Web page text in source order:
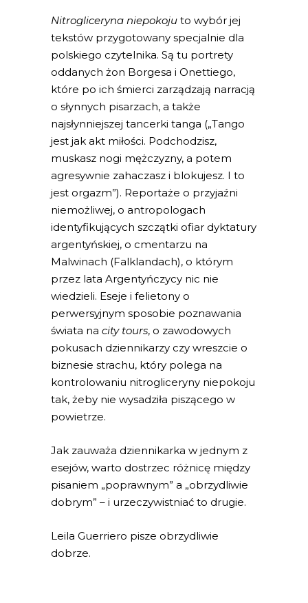
Nitrogliceryna niepokoju to wybór jej
tekstów przygotowany specjalnie dla
polskiego czytelnika. Są tu portrety
oddanych żon Borgesa i Onettiego,
które po ich śmierci zarządzają narracją
o słynnych pisarzach, a także
najsłynniejszej tancerki tanga („Tango
jest jak akt miłości. Podchodzisz,
muskasz nogi mężczyzny, a potem
agresywnie zahaczasz i blokujesz. I to
jest orgazm”). Reportaże o przyjaźni
niemożliwej, o antropologach
identyfikujących szczątki ofiar dyktatury
argentyńskiej, o cmentarzu na
Malwinach (Falklandach), o którym
przez lata Argentyńczycy nic nie
wiedzieli. Eseje i felietony o
perwersyjnym sposobie poznawania
świata na city tours, o zawodowych
pokusach dziennikarzy czy wreszcie o
biznesie strachu, który polega na
kontrolowaniu nitrogliceryny niepokoju
tak, żeby nie wysadziła piszącego w
powietrze.
Jak zauważa dziennikarka w jednym z
esejów, warto dostrzec różnicę między
pisaniem „poprawnym” a „obrzydliwie
dobrym” – i urzeczywistniać to drugie.
Leila Guerriero pisze obrzydliwie
dobrze.